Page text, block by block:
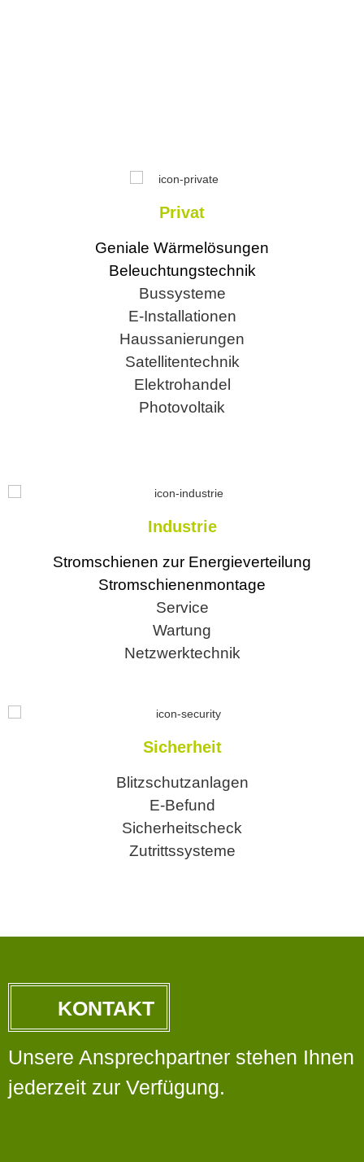
Privat
Geniale Wärmelösungen
Beleuchtungstechnik
Bussysteme
E-Installationen
Haussanierungen
Satellitentechnik
Elektrohandel
Photovoltaik
Industrie
Stromschienen zur Energieverteilung
Stromschienenmontage
Service
Wartung
Netzwerktechnik
Sicherheit
Blitzschutzanlagen
E-Befund
Sicherheitscheck
Zutrittssysteme
KONTAKT
Unsere Ansprechpartner stehen Ihnen
jederzeit zur Verfügung.